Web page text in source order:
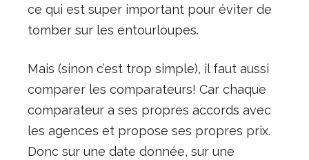
ce qui est super important pour éviter de
tomber sur les entourloupes.
Mais (sinon c’est trop simple), il faut aussi
comparer les comparateurs! Car chaque
comparateur a ses propres accords avec
les agences et propose ses propres prix.
Donc sur une date donnée, sur une